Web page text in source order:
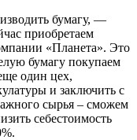
бумагу, —
приобретаем
«Планета». Это
бумагу покупаем
один цех,
и заключить с
сырья – сможем
себестоимость